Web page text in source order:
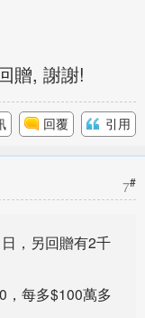
贈, 謝謝!
回覆 引用
7#
，另回贈有2千
，每多$100萬多